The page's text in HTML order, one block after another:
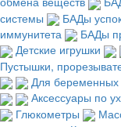
системы
БАДы
иммунитета
БАДы
Детские игрушки
Пустышки,
Для
Аксессуары по
Глюкометры